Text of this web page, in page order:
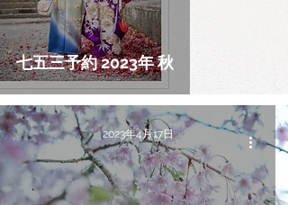
七五三予約 2023年 秋
2023年4月17日